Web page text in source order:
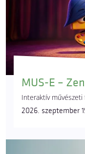
MUS-E –
Interaktív művészeti
2026. szeptember